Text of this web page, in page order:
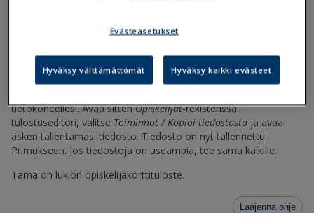
tietokoneellesi. Avaa sittenOpiskelijat-rekisterissä
tulostuseditori, valitse Toiminnot / Kopioi tiedostosta ja avaa
äsken tallentamasi tiedosto. Tiedosto on nyt tallennettu
Primukseen. Jos tiedostoja on useampia, tee sama kaikille.
Tämä on lukion opiskelijakorttituloste.
Laajenna ohje
Evästeasetukset
Hyväksy välttämättömät Hyväksy kaikki evästeet